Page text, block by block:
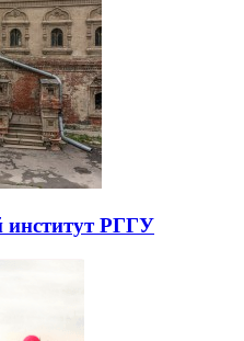
институт РГГУ